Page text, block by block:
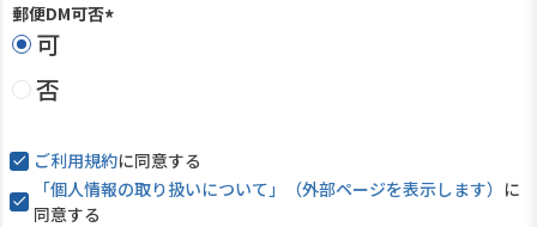
郵便DM可否
可
否
ご利用規約に同意する
「個人情報の取り扱いについて」（外部ページを表示します） に
同意する